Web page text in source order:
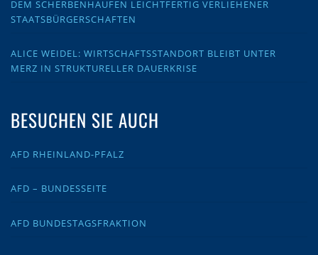
DEM SCHERBENHAUFEN LEICHTFERTIG VERLIEHENER
STAATSBÜRGERSCHAFTEN
ALICE WEIDEL: WIRTSCHAFTSSTANDORT BLEIBT UNTER
MERZ IN STRUKTURELLER DAUERKRISE
BESUCHEN SIE AUCH
AFD RHEINLAND-PFALZ
AFD – BUNDESSEITE
AFD BUNDESTAGSFRAKTION